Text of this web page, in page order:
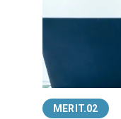
MERIT.02